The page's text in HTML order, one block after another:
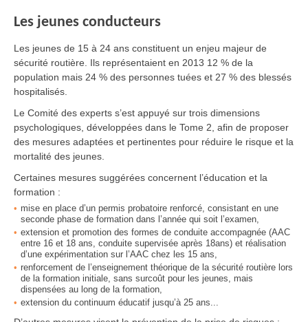
Les jeunes conducteurs
Les jeunes de 15 à 24 ans constituent un enjeu majeur de
sécurité routière. Ils représentaient en 2013 12 % de la
population mais 24 % des personnes tuées et 27 % des blessés
hospitalisés.
Le Comité des experts s’est appuyé sur trois dimensions
psychologiques, développées dans le Tome 2, afin de proposer
des mesures adaptées et pertinentes pour réduire le risque et la
mortalité des jeunes.
Certaines mesures suggérées concernent l’éducation et la
formation :
mise en place d’un permis probatoire renforcé, consistant en une
seconde phase de formation dans l’année qui soit l’examen,
extension et promotion des formes de conduite accompagnée (AAC
entre 16 et 18 ans, conduite supervisée après 18ans) et réalisation
d’une expérimentation sur l’AAC chez les 15 ans,
renforcement de l’enseignement théorique de la sécurité routière lors
de la formation initiale, sans surcoût pour les jeunes, mais
dispensées au long de la formation,
extension du continuum éducatif jusqu’à 25 ans...